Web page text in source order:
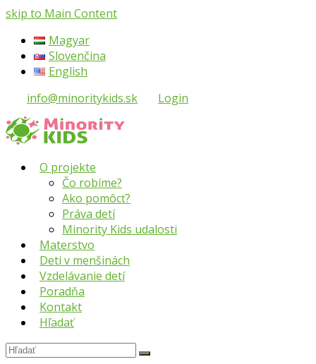
skip to Main Content
Magyar
Slovenčina
English
info@minoritykids.sk
Login
O projekte
Čo robíme?
Ako pomôcť?
Práva detí
Minority Kids udalosti
Materstvo
Deti v menšinách
Vzdelávanie detí
Poradňa
Kontakt
Hľadať
Hľadať
Submit